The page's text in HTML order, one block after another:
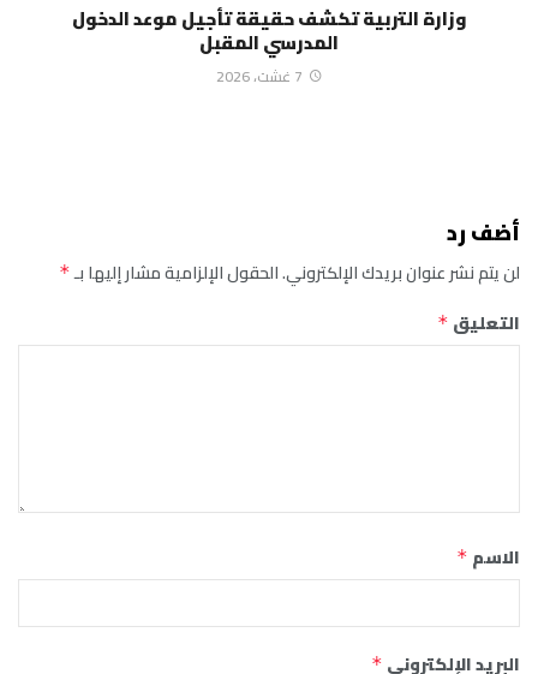
وزارة التربية تكشف حقيقة تأجيل موعد الدخول
المدرسي المقبل
7 غشت، 2026
أضف رد
لن يتم نشر عنوان بريدك الإلكتروني.الحقول الإلزامية مشار إليها بـ*
التعليق *
الاسم *
البريد الإلكتروني *